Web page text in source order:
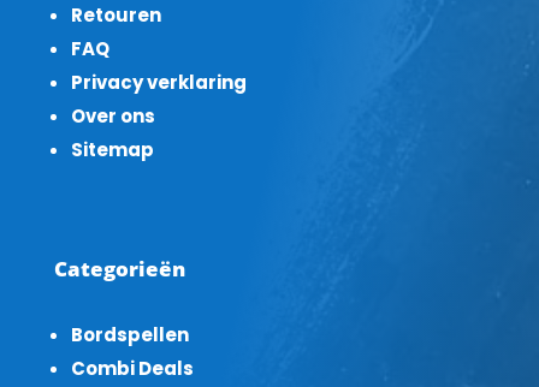
Retouren
FAQ
Privacy verklaring
Over ons
Sitemap
Categorieën
Bordspellen
Combi Deals